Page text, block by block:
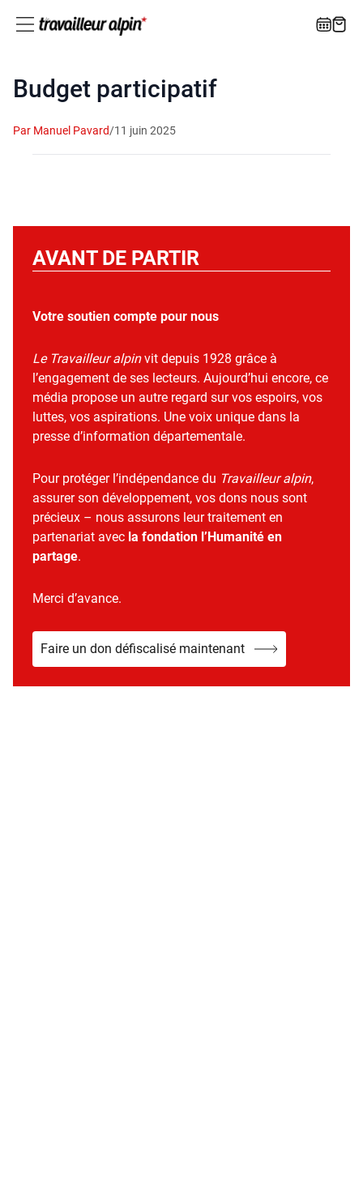
Budget participatif
Par Manuel Pavard/11 juin 2025
AVANT DE PARTIR
Votre soutien compte pour nous
Le Travailleur alpinvit depuis 1928 grâce à
l’engagement de ses lecteurs. Aujourd’hui encore, ce
média propose un autre regard sur vos espoirs, vos
luttes, vos aspirations. Une voix unique dans la
presse d’information départementale.
Pour protéger l’indépendance du Travailleur alpin,
assurer son développement, vos dons nous sont
précieux – nous assurons leur traitement en
partenariat avec la fondation l’Humanité en
partage.
Merci d’avance.
Faire un don défiscalisé maintenant